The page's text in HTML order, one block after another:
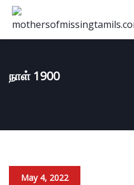
நாள் 1900
May 4, 2022